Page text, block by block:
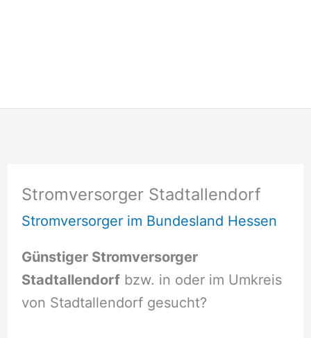
Stromversorger Stadtallendorf
Stromversorger im Bundesland Hessen
Günstiger Stromversorger
Stadtallendorfbzw. in oder im Umkreis
von Stadtallendorf gesucht?